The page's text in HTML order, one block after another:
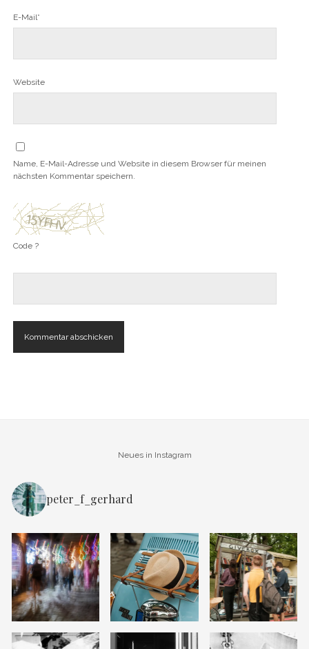
E-Mail*
Website
Name, E-Mail-Adresse und Website in diesem Browser für meinen
nächsten Kommentar speichern.
Code ?
Neues in Instagram
peter_f_gerhard